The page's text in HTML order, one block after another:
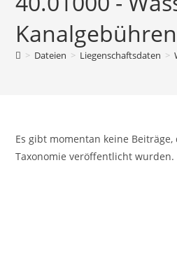
Kanalgebühren
> Dateien > Liegenschaftsdaten >
Es gibt momentan keine
Taxonomie veröffentlicht wurden.